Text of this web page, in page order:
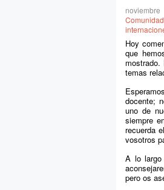
Hoy
que
temas
docente;
uno de
siempre
recuerda
vosotros
A lo largo
pero os